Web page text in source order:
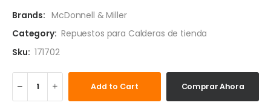
Brands: McDonnell & Miller
Category: Repuestos para Calderas de tienda
Sku: 171702
Add to Cart Comprar Ahora